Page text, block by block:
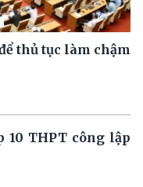
thủ tục làm chậm
10 THPT công lập